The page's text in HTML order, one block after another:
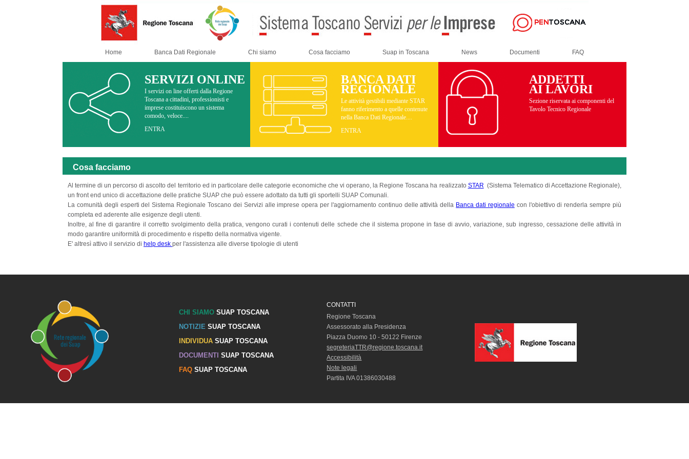
Home Banca Dati Regionale Chi siamo Cosa facciamo Suap in Toscana News Documenti FAQ
ADDETTI
AI LAVORI
Sezione riservata ai componenti del
Tavolo Tecnico Regionale
SERVIZI ONLINE
I servizi on line offerti dalla Regione
Toscana a cittadini, professionisti e
imprese costituiscono un sistema
comodo, veloce....
ENTRA
BANCA DATI
REGIONALE
Le attività gestibili mediante STAR
fanno riferimento a quelle contenute
nella Banca Dati Regionale....
ENTRA
Cosa facciamo
Al termine di un percorso di ascolto del territorio ed in particolare delle categorie economiche che vi operano, la Regione Toscana ha realizzato STAR (Sistema Telematico di Accettazione Regionale),
un front end unico di accettazione delle pratiche SUAP che può essere adottato da tutti gli sportelli SUAP Comunali.
La comunità degli esperti del Sistema Regionale Toscano dei Servizi alle imprese opera per l'aggiornamento continuo delle attività della Banca dati regionale con l'obiettivo di renderla sempre più
completa ed aderente alle esigenze degli utenti.
Inoltre, al fine di garantire il corretto svolgimento della pratica, vengono curati i contenuti delle schede che il sistema propone in fase di avvio, variazione, sub ingresso, cessazione delle attività in
modo garantire uniformità di procedimento e rispetto della normativa vigente.
E' altresì attivo il servizio di help desk per l'assistenza alle diverse tipologie di utenti
CHI SIAMOSUAP TOSCANA
NOTIZIE SUAP TOSCANA
INDIVIDUASUAP TOSCANA
DOCUMENTI SUAP TOSCANA
FAQSUAP TOSCANA
CONTATTI
Regione Toscana
Assessorato alla Presidenza
Piazza Duomo 10 - 50122 Firenze
segreteriaTTR@regione.toscana.it
Accessibilità
Note legali
Partita IVA 01386030488